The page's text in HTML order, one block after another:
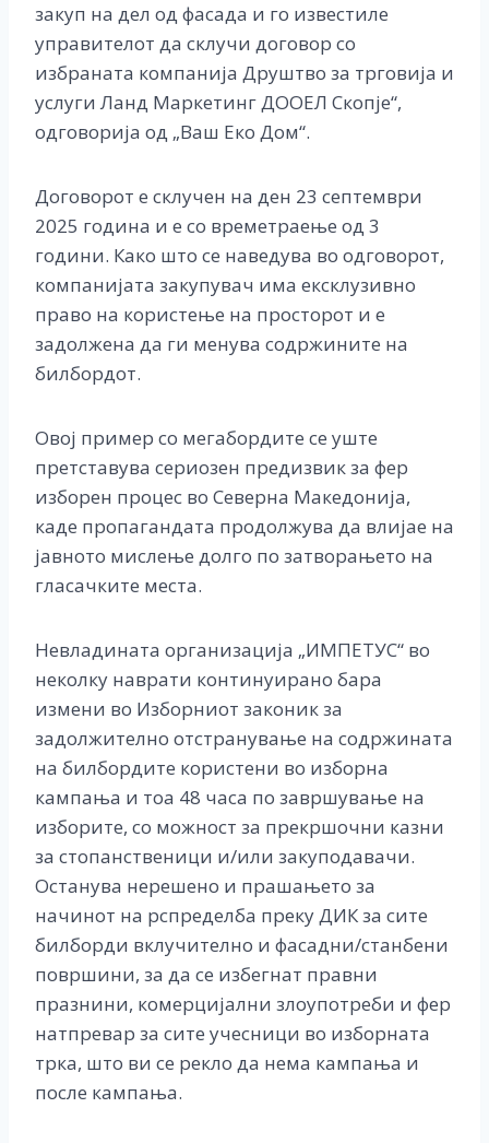
закуп на дел од фасада и го известиле
управителот да склучи договор со
избраната компанија Друштво за трговија и
услуги Ланд Маркетинг ДООЕЛ Скопје“,
одговорија од „Ваш Еко Дом“.
Договорот е склучен на ден 23 септември
2025 година и е со времетраење од 3
години. Како што се наведува во одговорот,
компанијата закупувач има ексклузивно
право на користење на просторот и е
задолжена да ги менува содржините на
билбордот.
Овој пример со мегабордите се уште
претставува сериозен предизвик за фер
изборен процес во Северна Македонија,
каде пропагандата продолжува да влијае на
јавното мислење долго по затворањето на
гласачките места.
Невладината организација „ИМПЕТУС“ во
неколку наврати континуирано бара
измени во Изборниот законик за
задолжително отстранување на содржината
на билбордите користени во изборна
кампања и тоа 48 часа по завршување на
изборите, со можност за прекршочни казни
за стопанственици и/или закуподавачи.
Останува нерешено и прашањето за
начинот на рспределба преку ДИК за сите
билборди вклучително и фасадни/станбени
површини, за да се избегнат правни
празнини, комерцијални злоупотреби и фер
натпревар за сите учесници во изборната
трка, што ви се рекло да нема кампања и
после кампања.